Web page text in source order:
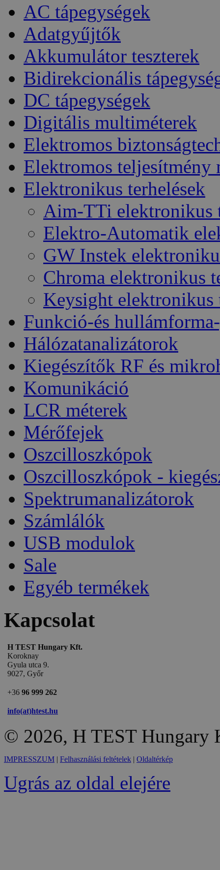
AC tápegységek
Adatgyűjtők
Akkumulátor teszterek
Bidirekcionális
DC tápegységek
Digitális multiméterek
Elektromos
Elektromos teljesítmény
Elektronikus terhelések
Aim-TTi elektronikus
Elektro-Automatik
GW Instek
Chroma elektronikus
Keysight elektronikus
Funkció-és
Hálózatanalizátorok
Kiegészítők RF és
Komunikáció
LCR méterek
Mérőfejek
Oszcilloszkópok
Oszcilloszkópok -
Spektrumanalizátorok
Számlálók
USB modulok
Sale
Egyéb termékek
Kapcsolat
H TEST Hungary Kft.
Koroknay
Gyula utca 9.
9027, Győr
+36 96 999 262
info(at)htest.hu
© 2026, H TEST Hungary
IMPRESSZUM | Felhasználási feltételek | Oldaltérkép
Ugrás az oldal elejére